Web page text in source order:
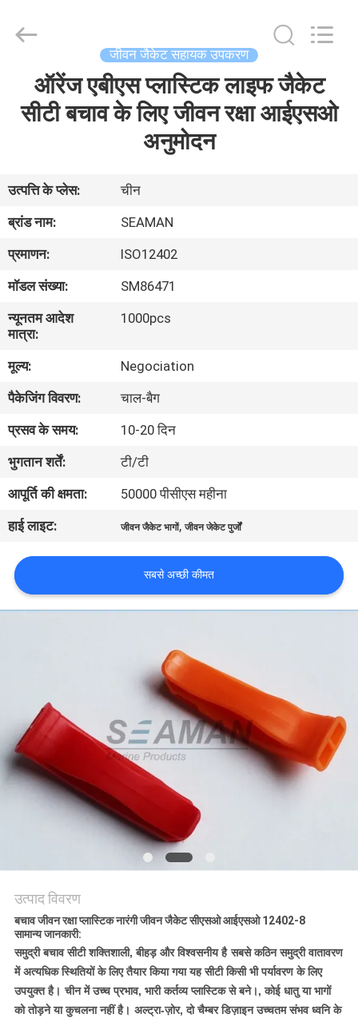
वीडियो
बारे
में
कारखाना
भ्रमण
गुणवत्ता
नियंत्रण
COMPANY
NEWS
साइटमैप
Marine
Co.,Ltd..
जीवन जैकेट सहायक उपकरण
ऑरेंज एबीएस प्लास्टिक लाइफ जैकेट
सीटी बचाव के लिए जीवन रक्षा आईएसओ
अनुमोदन
उत्पत्ति के प्लेस:
चीन
ब्रांड नाम:
SEAMAN
प्रमाणन:
ISO12402
मॉडल संख्या:
SM86471
न्यूनतम आदेश
मात्रा:
1000pcs
मूल्य:
Negociation
पैकेजिंग विवरण:
चाल-बैग
प्रसव के समय:
10-20 दिन
भुगतान शर्तें:
टी/टी
आपूर्ति की क्षमता:
50000 पीसीएस महीना
हाई लाइट:
जीवन जैकेट भागों,जीवन जेकेट पुर्जों
सबसे अच्छी कीमत
उत्पाद विवरण
बचाव जीवन रक्षा प्लास्टिक नारंगी जीवन जैकेट सीएसओ आईएसओ 12402-8
सामान्य जानकारी:
समुद्री बचाव सीटी शक्तिशाली, बीहड़ और विश्वसनीय है सबसे कठिन समुद्री वातावरण
में अत्यधिक स्थितियों के लिए तैयार किया गया यह सीटी किसी भी पर्यावरण के लिए
उपयुक्त है। चीन में उच्च प्रभाव, भारी कर्तव्य प्लास्टिक से बने।, कोई धातु या भागों
को तोड़ने या कुचलना नहीं है। अल्ट्रा-ज़ोर, दो चैम्बर डिज़ाइन उच्चतम संभव ध्वनि के